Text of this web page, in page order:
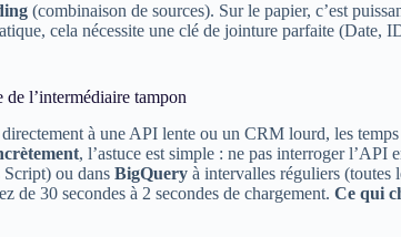
(combinaison de sources). Sur le papier, c’est
cela nécessite une clé de jointure parfaite (Date,
de l’intermédiaire tampon
à une API lente ou un CRM lourd, les
, l’astuce est simple : ne pas interroger l’API
ou dans BigQuery à intervalles réguliers (toutes
de 30 secondes à 2 secondes de chargement. Ce qui